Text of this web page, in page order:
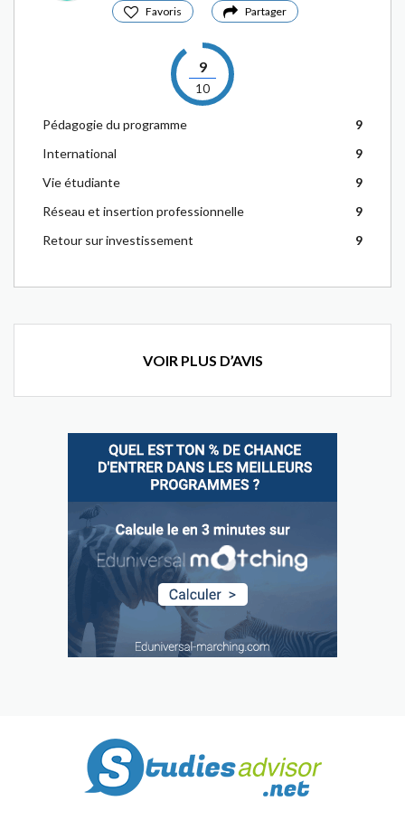
Favoris Partager
9
10
Pédagogie du programme
9
International
9
Vie étudiante
9
Réseau et insertion professionnelle
9
Retour sur investissement
9
VOIR PLUS D’AVIS